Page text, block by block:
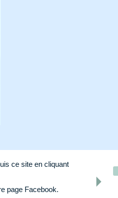
ce site en cliquant
page Facebook.